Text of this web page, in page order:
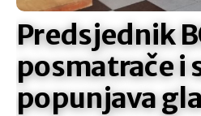
Predsjednik
posmatrače i
popunjava